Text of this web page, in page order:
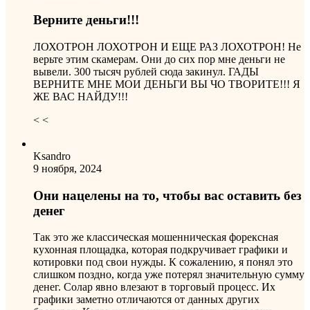
Верните деньги!!!
ЛОХОТРОН ЛОХОТРОН И ЕЩЕ РАЗ ЛОХОТРОН! Не
верьте этим скамерам. Они до сих пор мне деньги не
вывели. 300 тысяч рублей сюда закинул. ГАДЫ
ВЕРНИТЕ МНЕ МОИ ДЕНЬГИ ВЫ ЧО ТВОРИТЕ!!! Я
ЖЕ ВАС НАЙДУ!!!
< <
Ksandro
9 ноября, 2024
Они нацелены на то, чтобы вас оставить без
денег
Так это же классическая мошенническая форексная
кухонная площадка, которая подкручивает графики и
котировки под свои нужды. К сожалению, я понял это
слишком поздно, когда уже потерял значительную сумму
денег. Солар явно влезают в торговый процесс. Их
графики заметно отличаются от данных других